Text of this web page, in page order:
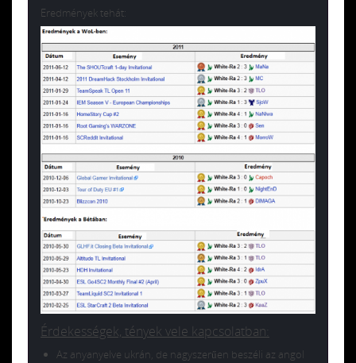
Eredmények tehát:
Érdekességek, tények vele kapcsolatban:
Az anyanyelve ukrán, de nagyszerűen beszéli az angol